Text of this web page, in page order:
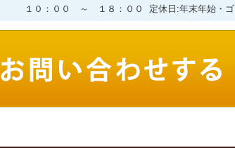
１０：００ ～ １８：００ 定休日:年末年始・ゴ